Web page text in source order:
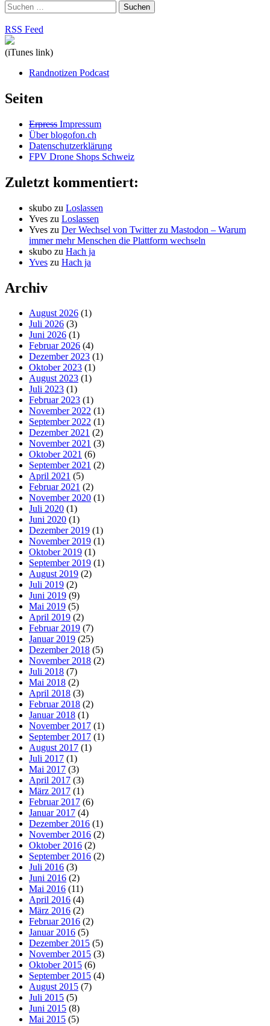
Suchen
nach:
RSS Feed
(iTunes link)
Randnotizen Podcast
Seiten
Erpress Impressum
Über blogofon.ch
Datenschutzerklärung
FPV Drone Shops Schweiz
Zuletzt kommentiert:
skubo zu Loslassen
Yves zu Loslassen
Yves zu Der Wechsel von Twitter zu Mastodon – Warum
immer mehr Menschen die Plattform wechseln
skubo zu Hach ja
Yves zu Hach ja
Archiv
August 2026 (1)
Juli 2026 (3)
Juni 2026 (1)
Februar 2026 (4)
Dezember 2023 (1)
Oktober 2023 (1)
August 2023 (1)
Juli 2023 (1)
Februar 2023 (1)
November 2022 (1)
September 2022 (1)
Dezember 2021 (2)
November 2021 (3)
Oktober 2021 (6)
September 2021 (2)
April 2021 (5)
Februar 2021 (2)
November 2020 (1)
Juli 2020 (1)
Juni 2020 (1)
Dezember 2019 (1)
November 2019 (1)
Oktober 2019 (1)
September 2019 (1)
August 2019 (2)
Juli 2019 (2)
Juni 2019 (9)
Mai 2019 (5)
April 2019 (2)
Februar 2019 (7)
Januar 2019 (25)
Dezember 2018 (5)
November 2018 (2)
Juli 2018 (7)
Mai 2018 (2)
April 2018 (3)
Februar 2018 (2)
Januar 2018 (1)
November 2017 (1)
September 2017 (1)
August 2017 (1)
Juli 2017 (1)
Mai 2017 (3)
April 2017 (3)
März 2017 (1)
Februar 2017 (6)
Januar 2017 (4)
Dezember 2016 (1)
November 2016 (2)
Oktober 2016 (2)
September 2016 (2)
Juli 2016 (3)
Juni 2016 (2)
Mai 2016 (11)
April 2016 (4)
März 2016 (2)
Februar 2016 (2)
Januar 2016 (5)
Dezember 2015 (5)
November 2015 (3)
Oktober 2015 (6)
September 2015 (4)
August 2015 (7)
Juli 2015 (5)
Juni 2015 (8)
Mai 2015 (5)